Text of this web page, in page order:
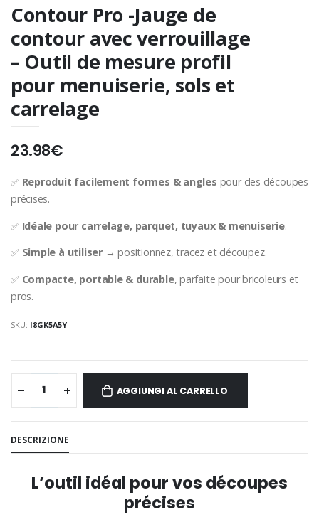
Contour Pro -Jauge de
contour avec verrouillage
– Outil de mesure profil
pour menuiserie, sols et
carrelage
23.98€
✅ Reproduit facilement formes & angles pour des découpes
précises.
✅ Idéale pour carrelage, parquet, tuyaux & menuiserie.
✅ Simple à utiliser→ positionnez, tracez et découpez.
✅ Compacte, portable & durable, parfaite pour bricoleurs et
pros.
SKU: I8GK5A5Y
AGGIUNGI AL CARRELLO
DESCRIZIONE
L’outil idéal pour vos découpes
précises